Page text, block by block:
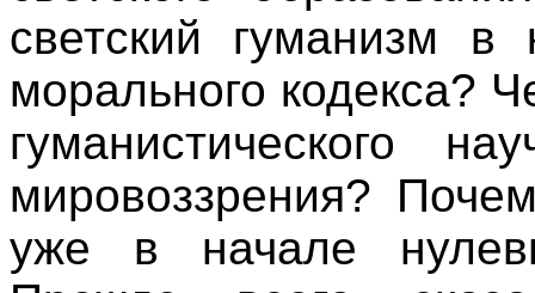
светский гуманизм в
морального кодекса?
гуманистического
мировоззрения?
уже в начале